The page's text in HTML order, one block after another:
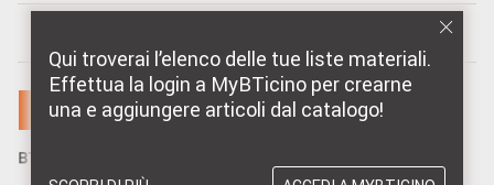
Qui troverai l’elenco delle tue liste materiali.
Effettua la login a MyBTicino per crearne
una e aggiungere articoli dal catalogo!